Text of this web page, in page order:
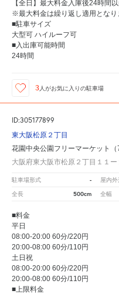
【全日】最大料金入庫後24時間
※最大料金は繰り返し適用となり
■駐車サイズ
大型可 ハイルーフ可
■入出庫可能時間
24時間
3 人がお気に入りの駐車場
ID:305177899
東大阪松原２丁目
花園中央公園フリーマーケット（
大阪府東大阪市松原２丁目１１ー
駐車場形式 - 屋内
全長 500cm 全幅
■料金
平日
08:00-20:00 60分/220円
20:00-08:00 60分/110円
土日祝
08:00-20:00 60分/220円
20:00-08:00 60分/110円
■上限料金